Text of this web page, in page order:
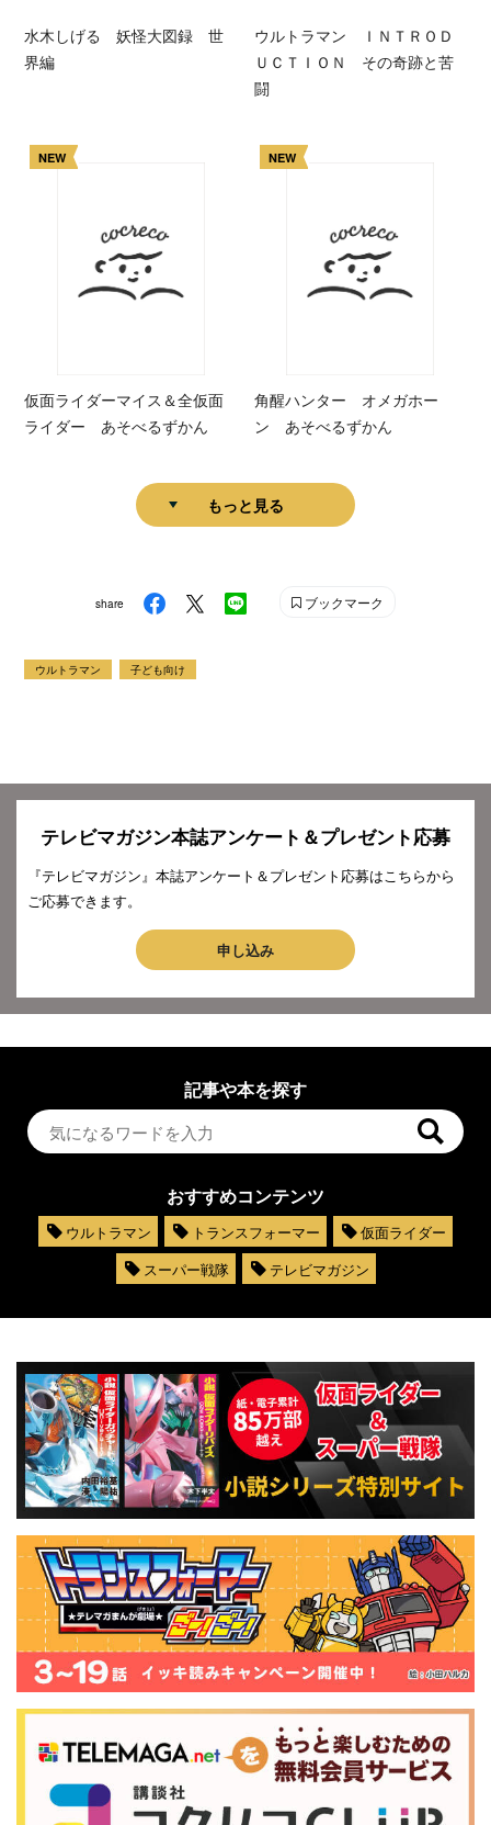
水木しげる 妖怪大図録 世
界編
ウルトラマン ＩＮＴＲＯＤ
ＵＣＴＩＯＮ その奇跡と苦
闘
NEW
仮面ライダーマイス＆全仮面
ライダー あそべるずかん
NEW
角醒ハンター オメガホー
ン あそべるずかん
もっと見る
share ブックマーク
ウルトラマン 子ども向け
テレビマガジン本誌アンケート＆プレゼント応募
『テレビマガジン』本誌アンケート＆プレゼント応募はこちらから
ご応募できます。
申し込み
記事や本を探す
おすすめコンテンツ
ウルトラマン トランスフォーマー
仮面ライダー
スーパー戦隊
テレビマガジン